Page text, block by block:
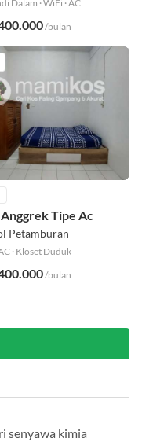
Dalam ·WiFi ·AC
/bulan
Tipe Ac
Petamburan
· Kloset Duduk
/bulan
senyawa kimia